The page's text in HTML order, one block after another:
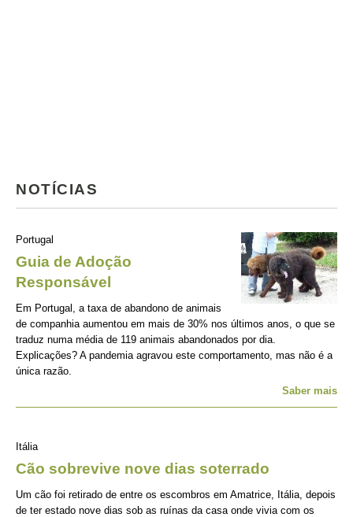
NOTÍCIAS
Portugal
Guia de Adoção
Responsável
Em Portugal, a taxa de abandono de animais
de companhia aumentou em mais de 30% nos últimos anos, o que se
traduz numa média de 119 animais abandonados por dia.
Explicações? A pandemia agravou este comportamento, mas não é a
única razão.
Saber mais
Itália
Cão sobrevive nove dias soterrado
Um cão foi retirado de entre os escombros em Amatrice, Itália, depois
de ter estado nove dias sob as ruínas da casa onde vivia com os